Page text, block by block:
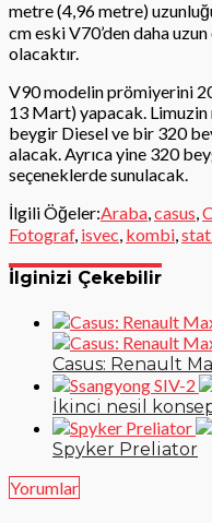
metre (4,96 metre)
cm eski V70’den daha
olacaktır.
V90 modelin prömiyerini
13 Mart) yapacak.
beygir Diesel ve bir 320
alacak. Ayrıca yine 320
seçeneklerde sunulacak.
İlgili Öğeler:Araba casus
Fotograf, isvec kombi
İlginizi Çekebilir
Casus: Renault
İkinci nesil
Spyker Preliator
Yorumlar